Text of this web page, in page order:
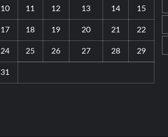
10 11 12 13 14 15
17 18 19 20 21 22
24 25 26 27 28 29
31